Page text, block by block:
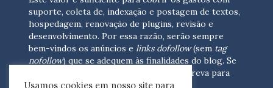
suporte, coleta de, indexação e postagem de textos,
hospedagem, renovação de plugins, revisão e
desenvolvimento. Por essa razão, serão sempre
bem-vindos os anúncios e links dofollow(sem tag
nofollow) que se adequem às finalidades do blog. Se
escreva para
nós(contato@resenhacritica.com.br)
Usamos cookies em nosso site para